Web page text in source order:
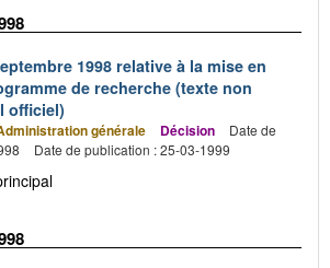
1998 relative à la mise en
de recherche (texte non
officiel)
générale Décision
Date de
Date de publication : 25-03-1999